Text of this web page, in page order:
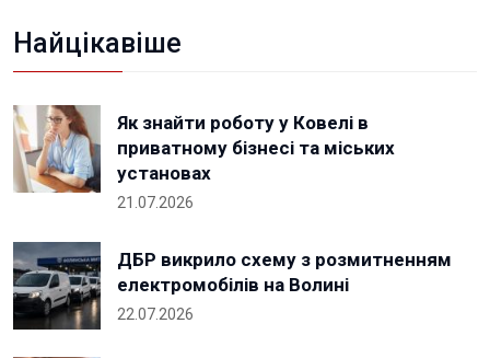
Найцікавіше
Як знайти роботу у Ковелі в
приватному бізнесі та міських
установах
21.07.2026
ДБР викрило схему з розмитненням
електромобілів на Волині
22.07.2026